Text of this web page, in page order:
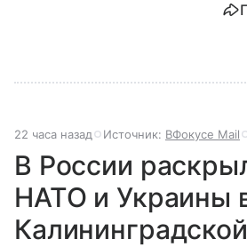
22 часа назад Источник: ВФокусе Mail
В России
НАТО и Украины